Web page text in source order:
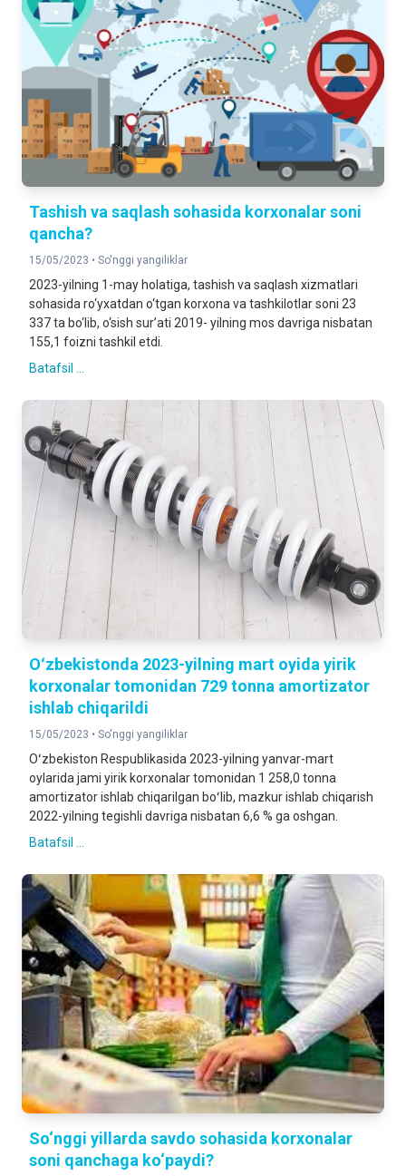
Tashish va saqlash sohasida korxonalar soni
qancha?
15/05/2023 • So'nggi yangiliklar
2023-yilning 1-may holatiga, tashish va saqlash xizmatlari
sohasida ro‘yxatdan o‘tgan korxona va tashkilotlar soni 23
337 ta bo‘lib, o‘sish sur’ati 2019- yilning mos davriga nisbatan
155,1 foizni tashkil etdi.
Batafsil ...
Oʻzbekistonda 2023-yilning mart oyida yirik
korxonalar tomonidan 729 tonna amortizator
ishlab chiqarildi
15/05/2023 • So'nggi yangiliklar
Oʻzbekiston Respublikasida 2023-yilning yanvar-mart
oylarida jami yirik korxonalar tomonidan 1 258,0 tonna
amortizator ishlab chiqarilgan boʻlib, mazkur ishlab chiqarish
2022-yilning tegishli davriga nisbatan 6,6 % ga oshgan.
Batafsil ...
So‘nggi yillarda savdo sohasida korxonalar
soni qanchaga ko‘paydi?